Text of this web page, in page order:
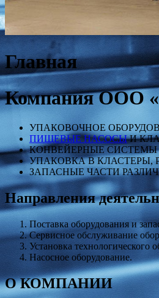
Главная
Компания ООО
УПАКОВОЧНОЕ
ПИЩЕВЫЕ НАСОСЫИ
КОНВЕЙЕРНЫЕ СИСТЕМЫ
УПАКОВКА В КЛАСТЕРЫ,
ЗАПАСНЫЕ ЧАСТИ
Направления
Поставка оборудования и
Сервисное обслуживание
Установка технологического
Насосное оборудование.
О КОМПАНИИ